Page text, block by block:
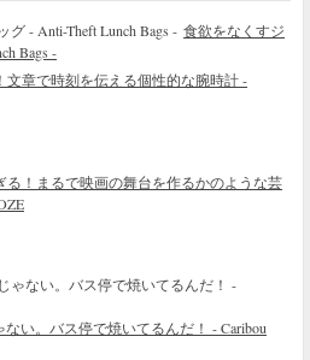
食欲をなくすジ
Bags -
文章で時刻を伝える個性的な腕時計 -
る！まるで映画の舞台を作るかのような芸
い。バス停で焼いてるんだ！ - Caribou